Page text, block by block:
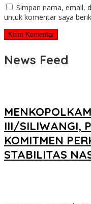
Simpan nama, email,
untuk komentar saya
News Feed
III/SILIWANGI,
KOMITMEN
STABILITAS